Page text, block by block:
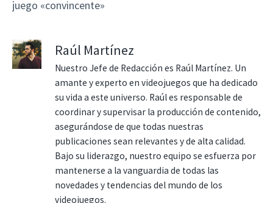
juego «convincente»
Raúl Martínez
Nuestro Jefe de Redacción es Raúl Martínez. Un
amante y experto en videojuegos que ha dedicado
su vida a este universo. Raúl es responsable de
coordinar y supervisar la producción de contenido,
asegurándose de que todas nuestras
publicaciones sean relevantes y de alta calidad.
Bajo su liderazgo, nuestro equipo se esfuerza por
mantenerse a la vanguardia de todas las
novedades y tendencias del mundo de los
videojuegos.